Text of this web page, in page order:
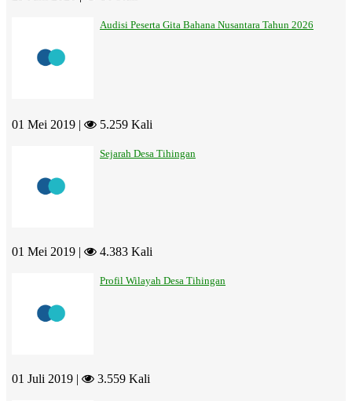
Audisi Peserta Gita Bahana Nusantara Tahun 2026
01 Mei 2019 | 5.259 Kali
Sejarah Desa Tihingan
01 Mei 2019 | 4.383 Kali
Profil Wilayah Desa Tihingan
01 Juli 2019 | 3.559 Kali